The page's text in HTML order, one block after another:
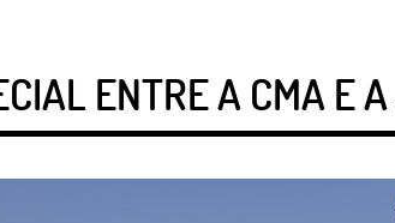
ENTRE A CMA E